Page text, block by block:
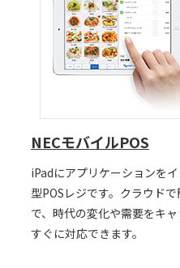
NECモバイルPOS
iPadにアプリケーションを
型POSレジです。クラウド
で、時代の変化や需要をキ
すぐに対応できます。